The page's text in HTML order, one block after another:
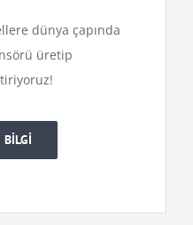
dünya çapında
üretip
BİLGİ